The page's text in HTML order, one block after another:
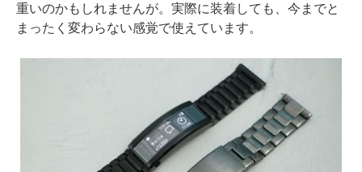
重いのかもしれませんが。実際に装着しても、今までと
まったく変わらない感覚で使えています。